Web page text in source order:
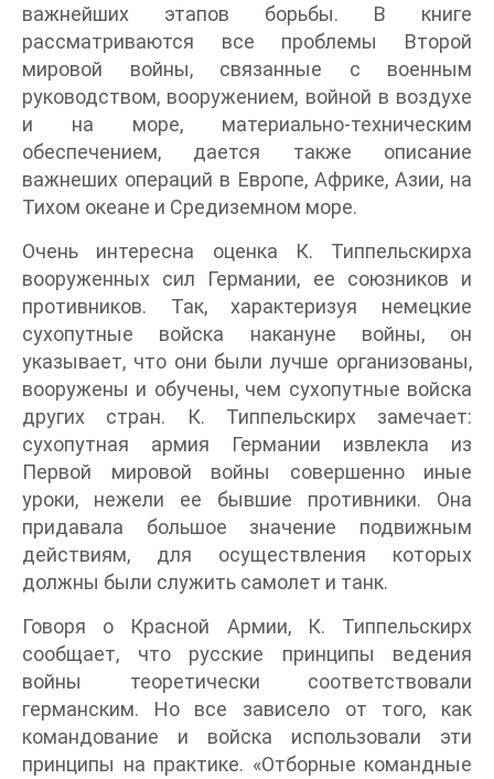
важнейших этапов борьбы. В книге
рассматриваются все проблемы Второй
мировой войны, связанные с военным
руководством, вооружением, войной в воздухе
и на море, материально-техническим
обеспечением, дается также описание
важнеших операций в Европе, Африке, Азии, на
Тихом океане и Средиземном море.
Очень интересна оценка К. Типпельскирха
вооруженных сил Германии, ее союзников и
противников. Так, характеризуя немецкие
сухопутные войска накануне войны, он
указывает, что они были лучше организованы,
вооружены и обучены, чем сухопутные войска
других стран. К. Типпельскирх замечает:
сухопутная армия Германии извлекла из
Первой мировой войны совершенно иные
уроки, нежели ее бывшие противники. Она
придавала большое значение подвижным
действиям, для осуществления которых
должны были служить самолет и танк.
Говоря о Красной Армии, К. Типпельскирх
сообщает, что русские принципы ведения
войны теоретически соответствовали
германским. Но все зависело от того, как
командование и войска использовали эти
принципы на практике. «Отборные командные